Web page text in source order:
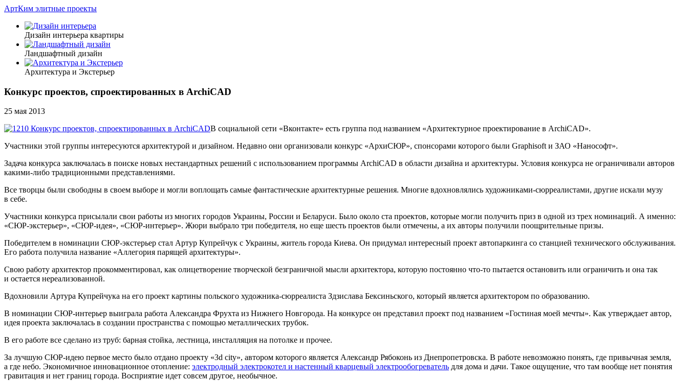
АртКим элитные проекты
Дизайн интерьера квартиры
Ландшафтный дизайн
Архитектура и Экстерьер
Конкурс проектов, спроектированных в ArchiCAD
25 мая 2013
В социальной сети «Вконтакте» есть группа под названием «Архитектурное проектирование в ArchiCAD».
Участники этой группы интересуются архитектурой и дизайном. Недавно они организовали конкурс «АрхиСЮР», спонсорами которого были Graphisoft и ЗАО «Нанософт».
Задача конкурса заключалась в поиске новых нестандартных решений с использованием программы ArchiCAD в области дизайна и архитектуры. Условия конкурса не ограничивали авторов
какими-либо традиционными представлениями.
Все творцы были свободны в своем выборе и могли воплощать самые фантастические архитектурные решения. Многие вдохновлялись художниками-сюрреалистами, другие искали музу
в себе.
Участники конкурса присылали свои работы из многих городов Украины, России и Беларуси. Было около ста проектов, которые могли получить приз в одной из трех номинаций. А именно:
«СЮР-экстерьер», «СЮР-идея», «СЮР-интерьер». Жюри выбрало три победителя, но еще шесть проектов были отмечены, а их авторы получили поощрительные призы.
Победителем в номинации СЮР-экстерьер стал Артур Купрейчук с Украины, житель города Киева. Он придумал интересный проект автопаркинга со станцией технического обслуживания.
Его работа получила название «Аллегория парящей архитектуры».
Свою работу архитектор прокомментировал, как олицетворение творческой безграничной мысли архитектора, которую постоянно что-то пытается остановить или ограничить и она так
и остается нереализованной.
Вдохновили Артура Купрейчука на его проект картины польского художника-сюрреалиста Здзислава Бексиньского, который является архитектором по образованию.
В номинации СЮР-интерьер выиграла работа Александра Фрухта из Нижнего Новгорода. На конкурсе он представил проект под названием «Гостиная моей мечты». Как утверждает автор,
идея проекта заключалась в создании пространства с помощью металлических трубок.
В его работе все сделано из труб: барная стойка, лестница, инсталляция на потолке и прочее.
За лучшую СЮР-идею первое место было отдано проекту «3d city», автором которого является Александр Рябоконь из Днепропетровска. В работе невозможно понять, где привычная земля,
а где небо. Экономичное инновационное отопление: электродный электрокотел и настенный кварцевый электрообогреватель для дома и дачи. Такое ощущение, что там вообще нет понятия
гравитация и нет границ города. Восприятие идет совсем другое, необычное.